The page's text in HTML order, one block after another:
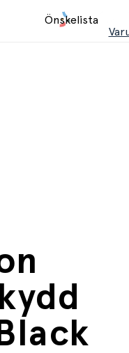
Önskelista